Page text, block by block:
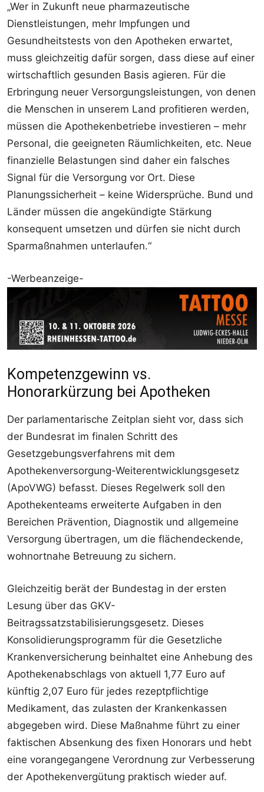
„Wer in Zukunft neue pharmazeutische
Dienstleistungen, mehr Impfungen und
Gesundheitstests von den Apotheken erwartet,
muss gleichzeitig dafür sorgen, dass diese auf einer
wirtschaftlich gesunden Basis agieren. Für die
Erbringung neuer Versorgungsleistungen, von denen
die Menschen in unserem Land profitieren werden,
müssen die Apothekenbetriebe investieren – mehr
Personal, die geeigneten Räumlichkeiten, etc. Neue
finanzielle Belastungen sind daher ein falsches
Signal für die Versorgung vor Ort. Diese
Planungssicherheit – keine Widersprüche. Bund und
Länder müssen die angekündigte Stärkung
konsequent umsetzen und dürfen sie nicht durch
Sparmaßnahmen unterlaufen.“
-Werbeanzeige-
Kompetenzgewinn vs.
Honorarkürzung bei Apotheken
Der parlamentarische Zeitplan sieht vor, dass sich
der Bundesrat im finalen Schritt des
Gesetzgebungsverfahrens mit dem
Apothekenversorgung-Weiterentwicklungsgesetz
(ApoVWG) befasst. Dieses Regelwerk soll den
Apothekenteams erweiterte Aufgaben in den
Bereichen Prävention, Diagnostik und allgemeine
Versorgung übertragen, um die flächendeckende,
wohnortnahe Betreuung zu sichern.
Gleichzeitig berät der Bundestag in der ersten
Lesung über das GKV-
Beitragssatzstabilisierungsgesetz. Dieses
Konsolidierungsprogramm für die Gesetzliche
Krankenversicherung beinhaltet eine Anhebung des
Apothekenabschlags von aktuell 1,77 Euro auf
künftig 2,07 Euro für jedes rezeptpflichtige
Medikament, das zulasten der Krankenkassen
abgegeben wird. Diese Maßnahme führt zu einer
faktischen Absenkung des fixen Honorars und hebt
eine vorangegangene Verordnung zur Verbesserung
der Apothekenvergütung praktisch wieder auf.